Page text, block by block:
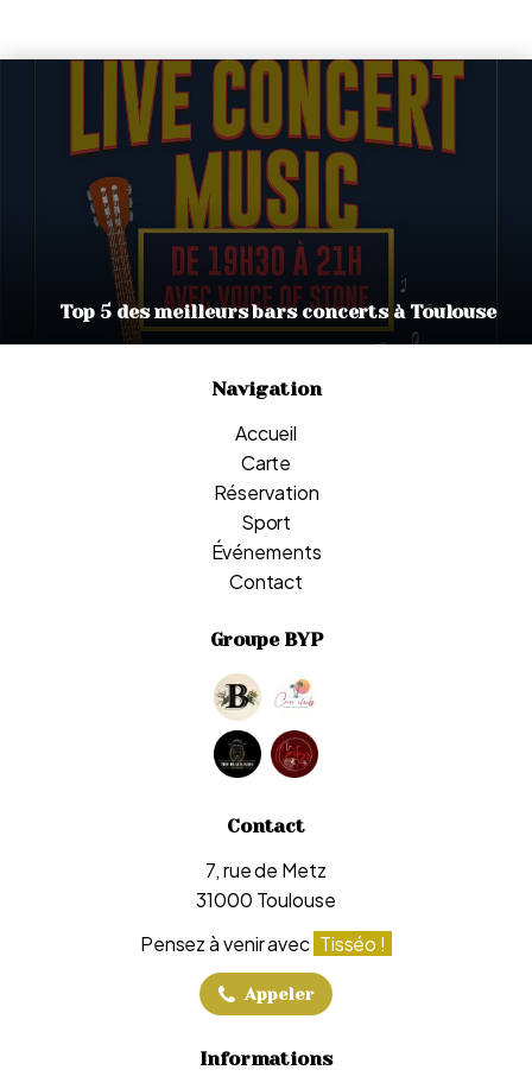
Top 5 des meilleurs bars concerts à Toulouse
Navigation
Accueil
Carte
Réservation
Sport
Événements
Contact
Groupe BYP
Contact
7, rue de Metz
31000 Toulouse
Pensez à venir avec Tisséo !
Appeler
Informations